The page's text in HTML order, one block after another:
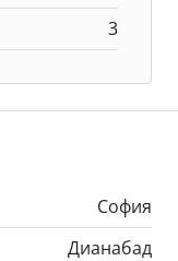
3
София
Дианабад